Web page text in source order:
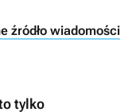
źródło wiadomości
tylko